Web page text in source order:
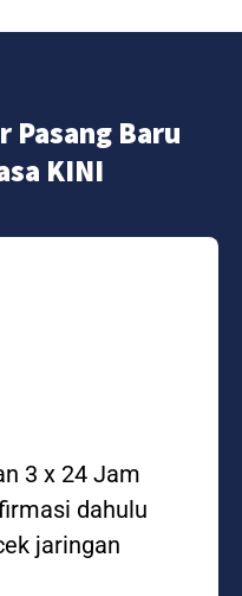
Pasang Baru
KINI
3 x 24 Jam
dahulu
jaringan